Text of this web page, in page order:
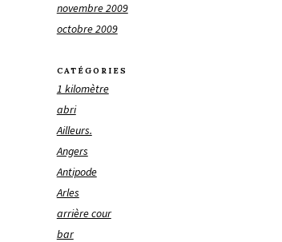
novembre 2009
octobre 2009
CATÉGORIES
1 kilomètre
abri
Ailleurs.
Angers
Antipode
Arles
arrière cour
bar